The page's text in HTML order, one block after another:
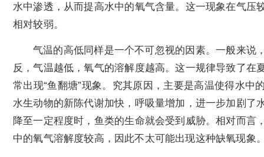
水中渗透，从而提高水中的氧气含量。这一现象在气压
相对较弱。
气温的高低同样是一个不可忽视的因素。一般来说
反，气温越低，氧气的溶解度越高。这一规律导致了在
常出现“鱼翻塘”现象。究其原因，主要是高温使得水中
水生动物的新陈代谢加快，呼吸量增加，进一步加剧了
降至一定程度时，鱼类的生命就会受到威胁。相对而言
中的氧气溶解度较高，因此不太可能出现这种缺氧现象